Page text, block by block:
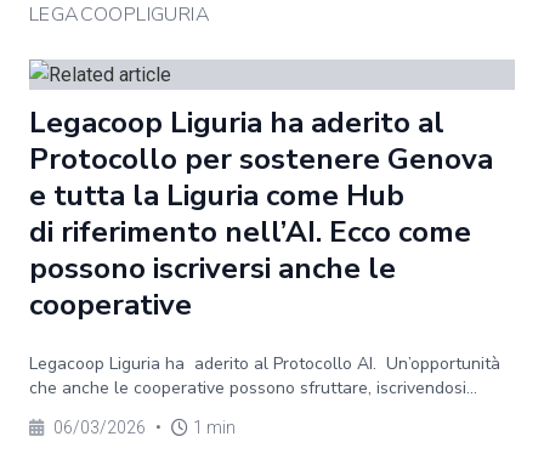
LEGACOOPLIGURIA
Legacoop Liguria ha aderito al
Protocollo per sostenere Genova
e tutta la Liguria come Hub
di riferimento nell’AI. Ecco come
possono iscriversi anche le
cooperative
Legacoop Liguria ha aderito al Protocollo AI. Un’opportunità
che anche le cooperative possono sfruttare, iscrivendosi...
06/03/2026 • 1 min